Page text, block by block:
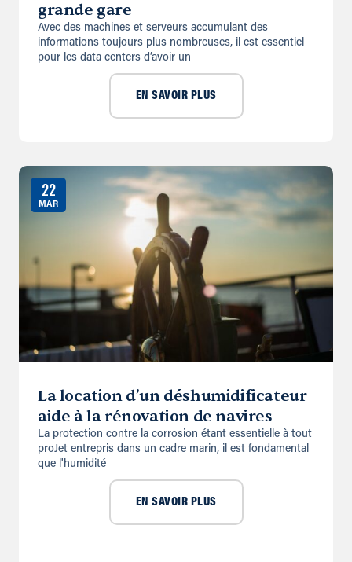
grande gare
Avec des machines et serveurs accumulant des
informations toujours plus nombreuses, il est essentiel
pour les data centers d’avoir un
EN SAVOIR PLUS
22
MAR
La location d’un déshumidificateur
aide à la rénovation de navires
La protection contre la corrosion étant essentielle à tout
proJet entrepris dans un cadre marin, il est fondamental
que l'humidité
EN SAVOIR PLUS